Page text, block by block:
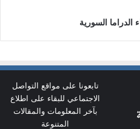
السورية
تابعونا على مواقع التواصل
الاجتماعي للبقاء على اطلاع
بآخر المعلومات والمقالات
المتنوعة